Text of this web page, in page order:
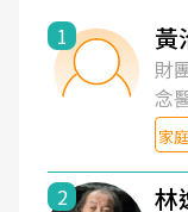
1 黃
財
念
家
2 林